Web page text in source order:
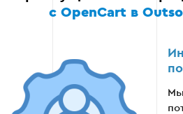
Этап 5: Запуск
После завершения всех
тестирований происходит
с OpenCart в
Мы